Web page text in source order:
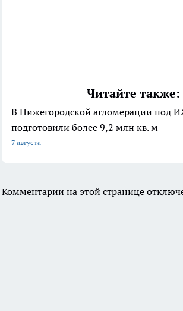
Читайте также:
В Нижегородской агломерации под
подготовили более 9,2 млн кв. м
7 августа
Комментарии на этой странице